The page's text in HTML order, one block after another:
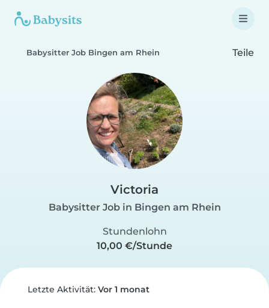
Babysitter Job Bingen am Rhein Teile
Victoria
Babysitter Job in Bingen am Rhein
Stundenlohn
10,00 €/Stunde
Letzte Aktivität: Vor 1 monat